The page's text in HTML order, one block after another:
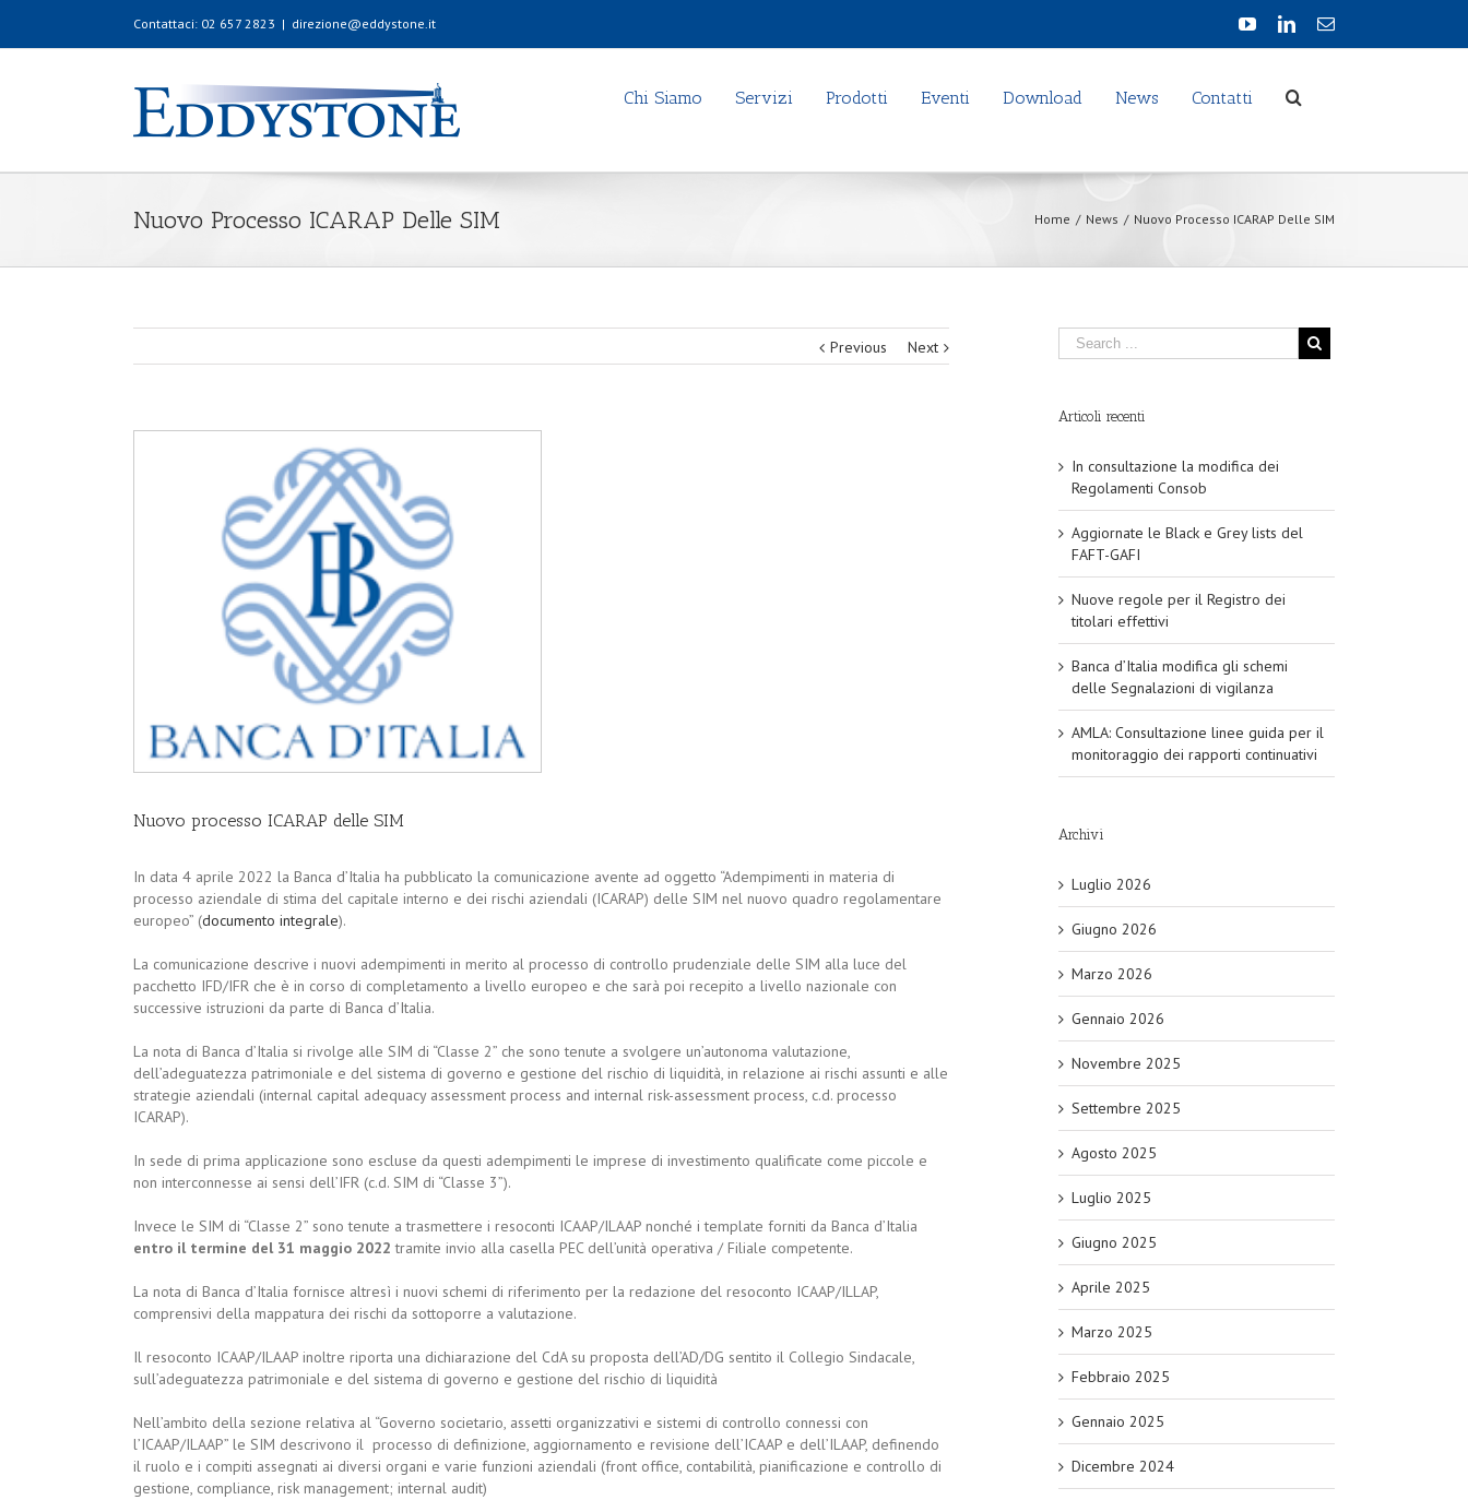
Contattaci: 02 657 2823 | direzione@eddystone.it
Chi Siamo Servizi Prodotti Eventi Download News Contatti
Nuovo Processo ICARAP Delle SIM Home / News / Nuovo Processo ICARAP Delle SIM
Previous Next
Nuovo processo ICARAP delle SIM
In data 4 aprile 2022 la Banca d’Italia ha pubblicato la comunicazione avente ad oggetto “Adempimenti in materia di
processo aziendale di stima del capitale interno e dei rischi aziendali (ICARAP) delle SIM nel nuovo quadro regolamentare
europeo” (documento integrale).
La comunicazione descrive i nuovi adempimenti in merito al processo di controllo prudenziale delle SIM alla luce del
pacchetto IFD/IFR che è in corso di completamento a livello europeo e che sarà poi recepito a livello nazionale con
successive istruzioni da parte di Banca d’Italia.
La nota di Banca d’Italia si rivolge alle SIM di “Classe 2” che sono tenute a svolgere un’autonoma valutazione,
dell’adeguatezza patrimoniale e del sistema di governo e gestione del rischio di liquidità, in relazione ai rischi assunti e alle
strategie aziendali (internal capital adequacy assessment process and internal risk-assessment process, c.d. processo
ICARAP).
In sede di prima applicazione sono escluse da questi adempimenti le imprese di investimento qualificate come piccole e
non interconnesse ai sensi dell’IFR (c.d. SIM di “Classe 3”).
Invece le SIM di “Classe 2” sono tenute a trasmettere i resoconti ICAAP/ILAAP nonché i template forniti da Banca d’Italia
entro il termine del 31 maggio 2022 tramite invio alla casella PEC dell’unità operativa / Filiale competente.
La nota di Banca d’Italia fornisce altresì i nuovi schemi di riferimento per la redazione del resoconto ICAAP/ILLAP,
comprensivi della mappatura dei rischi da sottoporre a valutazione.
Il resoconto ICAAP/ILAAP inoltre riporta una dichiarazione del CdA su proposta dell’AD/DG sentito il Collegio Sindacale,
sull’adeguatezza patrimoniale e del sistema di governo e gestione del rischio di liquidità
Nell’ambito della sezione relativa al “Governo societario, assetti organizzativi e sistemi di controllo connessi con
l’ICAAP/ILAAP” le SIM descrivono il processo di definizione, aggiornamento e revisione dell’ICAAP e dell’ILAAP, definendo
il ruolo e i compiti assegnati ai diversi organi e varie funzioni aziendali (front office, contabilità, pianificazione e controllo di
gestione, compliance, risk management; internal audit)
Articoli recenti
In consultazione la modifica dei
Regolamenti Consob
Aggiornate le Black e Grey lists del
FAFT-GAFI
Nuove regole per il Registro dei
titolari effettivi
Banca d’Italia modifica gli schemi
delle Segnalazioni di vigilanza
AMLA: Consultazione linee guida per il
monitoraggio dei rapporti continuativi
Archivi
Luglio 2026
Giugno 2026
Marzo 2026
Gennaio 2026
Novembre 2025
Settembre 2025
Agosto 2025
Luglio 2025
Giugno 2025
Aprile 2025
Marzo 2025
Febbraio 2025
Gennaio 2025
Dicembre 2024